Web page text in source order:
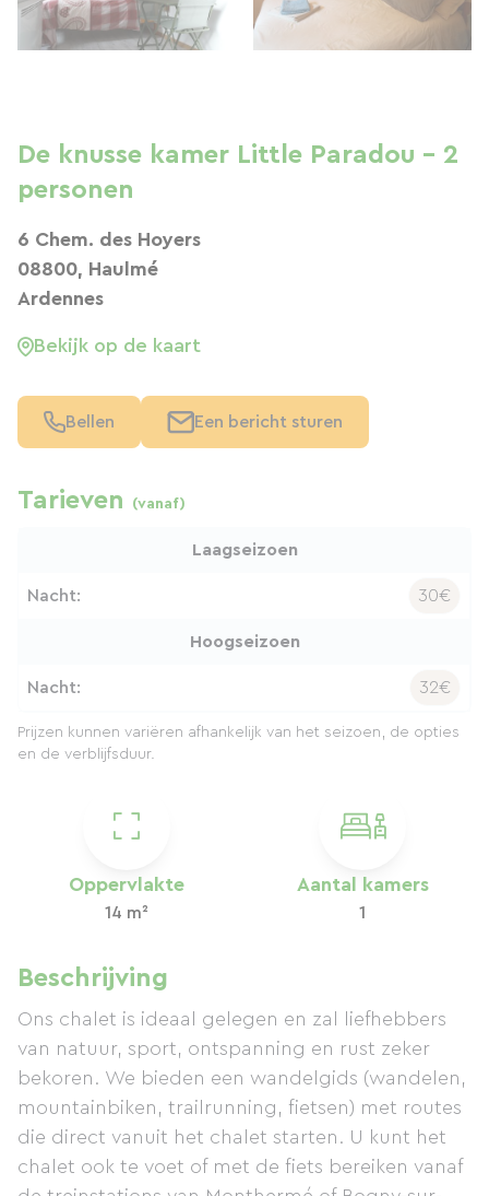
Oppervlakte
14 m²
Aantal kamers
1
Beschrijving
Ons chalet is ideaal gelegen en zal liefhebbers
van natuur, sport, ontspanning en rust zeker
bekoren. We bieden een wandelgids (wandelen,
mountainbiken, trailrunning, fietsen) met routes
die direct vanuit het chalet starten. U kunt het
chalet ook te voet of met de fiets bereiken vanaf
De knusse kamer Little Paradou - 2
personen
6 Chem. des Hoyers
08800, Haulmé
Ardennes
Bekijk op de kaart
Bellen Een bericht sturen
Tarieven (vanaf)
Laagseizoen
Nacht: 30€
Hoogseizoen
Nacht: 32€
Prijzen kunnen variëren afhankelijk van het seizoen, de opties
en de verblijfsduur.